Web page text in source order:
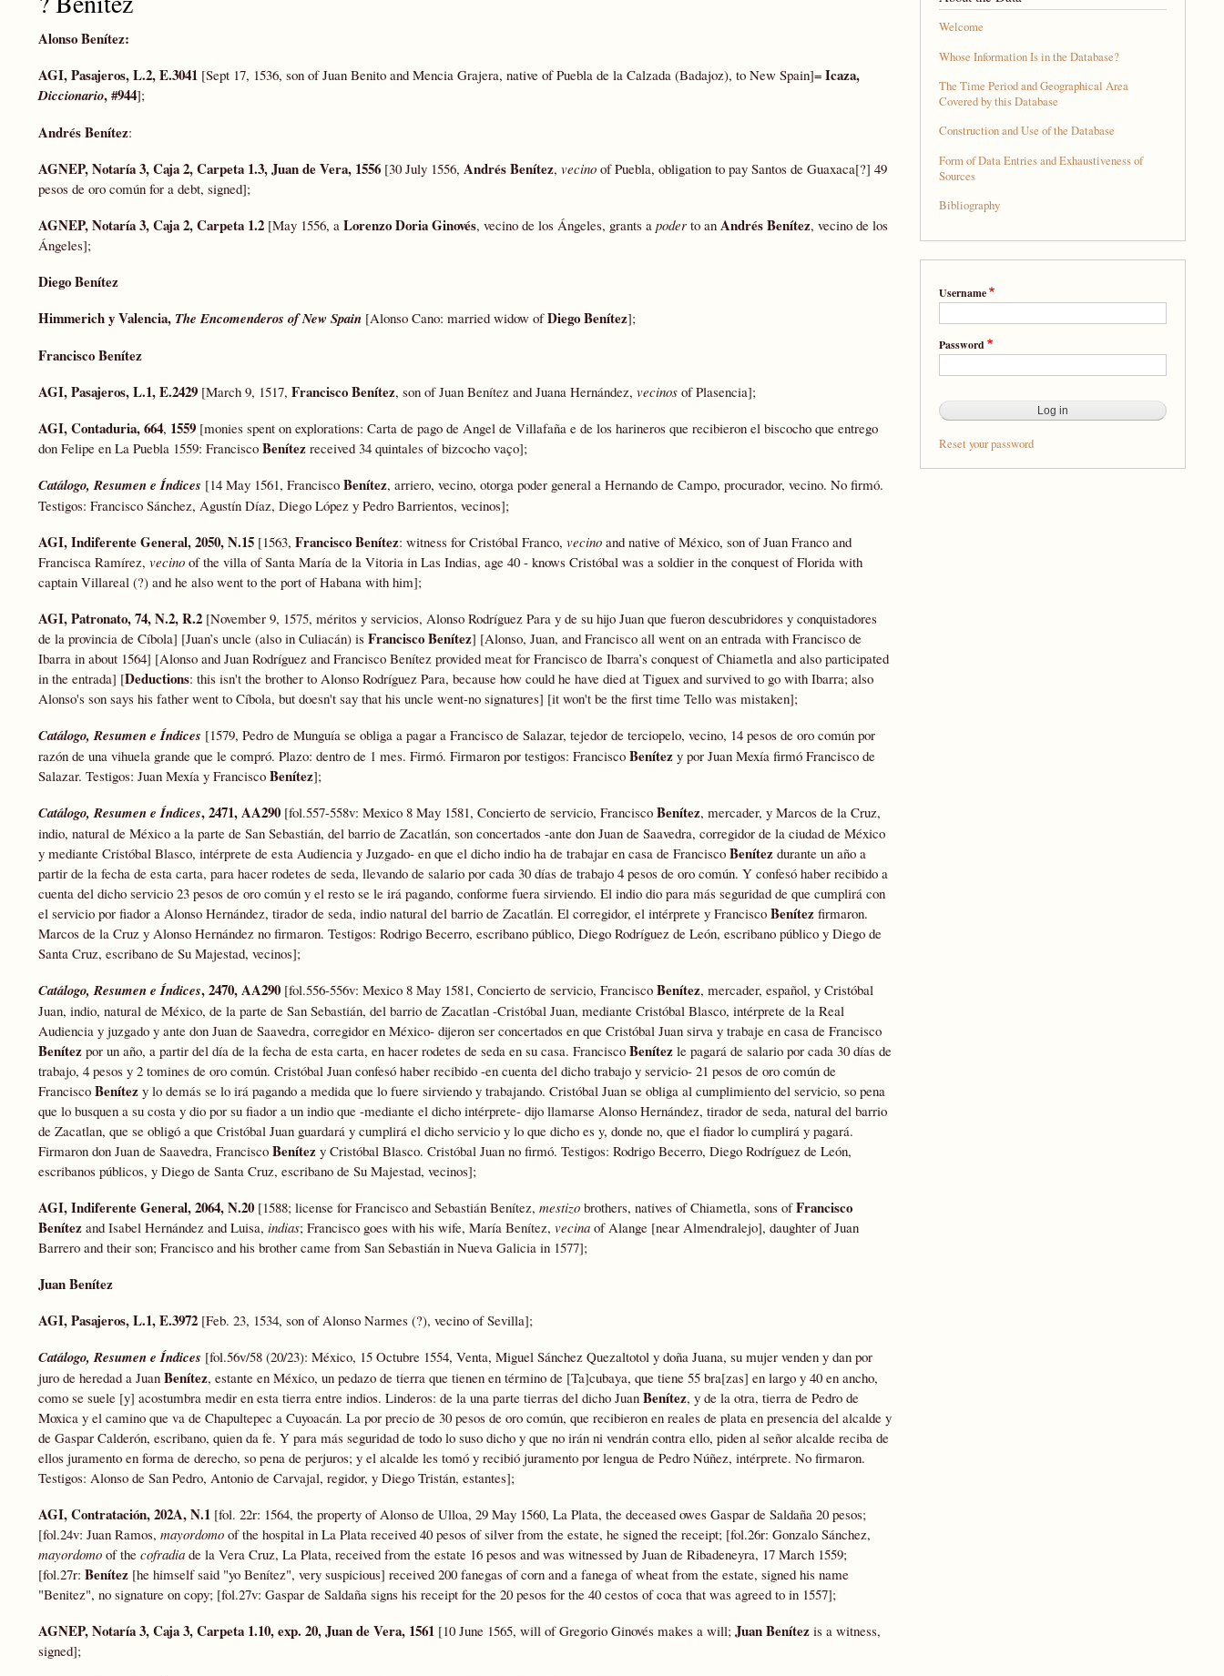
Alonso Benítez:
AGI, Pasajeros, L.2, E.3041 [Sept 17, 1536, son of Juan Benito and Mencia Grajera, native of Puebla de la Calzada (Badajoz), to New Spain]= Icaza,
Diccionario, #944];
Andrés Benítez:
AGNEP, Notaría 3, Caja 2, Carpeta 1.3, Juan de Vera, 1556 [30 July 1556, Andrés Benítez, vecino of Puebla, obligation to pay Santos de Guaxaca[?] 49
pesos de oro común for a debt, signed];
AGNEP, Notaría 3, Caja 2, Carpeta 1.2 [May 1556, a Lorenzo Doria Ginovés, vecino de los Ángeles, grants a poder to an Andrés Benítez, vecino de los
Ángeles];
Diego Benítez
Himmerich y Valencia, The Encomenderos of New Spain [Alonso Cano: married widow ofDiego Benítez];
Francisco Benítez
AGI, Pasajeros, L.1, E.2429 [March 9, 1517, Francisco Benítez, son of Juan Benítez and Juana Hernández, vecinos of Plasencia];
AGI, Contaduria, 664, 1559 [monies spent on explorations: Carta de pago de Angel de Villafaña e de los harineros que recibieron el biscocho que entrego
don Felipe en La Puebla 1559: Francisco Benítez received 34 quintales of bizcocho vaço];
Catálogo, Resumen e Índices [14 May 1561, Francisco Benítez, arriero, vecino, otorga poder general a Hernando de Campo, procurador, vecino. No firmó.
Testigos: Francisco Sánchez, Agustín Díaz, Diego López y Pedro Barrientos, vecinos];
AGI, Indiferente General, 2050, N.15 [1563, Francisco Benítez: witness for Cristóbal Franco, vecino and native of México, son of Juan Franco and
Francisca Ramírez, vecino of the villa of Santa María de la Vitoria in Las Indias, age 40 - knows Cristóbal was a soldier in the conquest of Florida with
captain Villareal (?) and he also went to the port of Habana with him];
AGI, Patronato, 74, N.2, R.2 [November 9, 1575, méritos y servicios, Alonso Rodríguez Para y de su hijo Juan que fueron descubridores y conquistadores
de la provincia de Cíbola] [Juan’s uncle (also in Culiacán) is Francisco Benítez] [Alonso, Juan, and Francisco all went on an entrada with Francisco de
Ibarra in about 1564] [Alonso and Juan Rodríguez and Francisco Benítez provided meat for Francisco de Ibarra’s conquest of Chiametla and also participated
in the entrada] [Deductions: this isn't the brother to Alonso Rodríguez Para, because how could he have died at Tiguex and survived to go with Ibarra; also
Alonso's son says his father went to Cíbola, but doesn't say that his uncle went-no signatures] [it won't be the first time Tello was mistaken];
Catálogo, Resumen e Índices [1579, Pedro de Munguía se obliga a pagar a Francisco de Salazar, tejedor de terciopelo, vecino, 14 pesos de oro común por
razón de una vihuela grande que le compró. Plazo: dentro de 1 mes. Firmó. Firmaron por testigos: Francisco Benítez y por Juan Mexía firmó Francisco de
Salazar. Testigos: Juan Mexía y Francisco Benítez];
Catálogo, Resumen e Índices, 2471, AA290 [fol.557-558v: Mexico 8 May 1581, Concierto de servicio, Francisco Benítez, mercader, y Marcos de la Cruz,
indio, natural de México a la parte de San Sebastián, del barrio de Zacatlán, son concertados -ante don Juan de Saavedra, corregidor de la ciudad de México
y mediante Cristóbal Blasco, intérprete de esta Audiencia y Juzgado- en que el dicho indio ha de trabajar en casa de Francisco Benítez durante un año a
partir de la fecha de esta carta, para hacer rodetes de seda, llevando de salario por cada 30 días de trabajo 4 pesos de oro común. Y confesó haber recibido a
cuenta del dicho servicio 23 pesos de oro común y el resto se le irá pagando, conforme fuera sirviendo. El indio dio para más seguridad de que cumplirá con
el servicio por fiador a Alonso Hernández, tirador de seda, indio natural del barrio de Zacatlán. El corregidor, el intérprete y Francisco Benítez firmaron.
Marcos de la Cruz y Alonso Hernández no firmaron. Testigos: Rodrigo Becerro, escribano público, Diego Rodríguez de León, escribano público y Diego de
Santa Cruz, escribano de Su Majestad, vecinos];
Catálogo, Resumen e Índices, 2470, AA290 [fol.556-556v: Mexico 8 May 1581, Concierto de servicio, Francisco Benítez, mercader, español, y Cristóbal
Juan, indio, natural de México, de la parte de San Sebastián, del barrio de Zacatlan -Cristóbal Juan, mediante Cristóbal Blasco, intérprete de la Real
Audiencia y juzgado y ante don Juan de Saavedra, corregidor en México- dijeron ser concertados en que Cristóbal Juan sirva y trabaje en casa de Francisco
Benítez por un año, a partir del día de la fecha de esta carta, en hacer rodetes de seda en su casa. Francisco Benítez le pagará de salario por cada 30 días de
trabajo, 4 pesos y 2 tomines de oro común. Cristóbal Juan confesó haber recibido -en cuenta del dicho trabajo y servicio- 21 pesos de oro común de
Francisco Benítez y lo demás se lo irá pagando a medida que lo fuere sirviendo y trabajando. Cristóbal Juan se obliga al cumplimiento del servicio, so pena
que lo busquen a su costa y dio por su fiador a un indio que -mediante el dicho intérprete- dijo llamarse Alonso Hernández, tirador de seda, natural del barrio
de Zacatlan, que se obligó a que Cristóbal Juan guardará y cumplirá el dicho servicio y lo que dicho es y, donde no, que el fiador lo cumplirá y pagará.
Firmaron don Juan de Saavedra, Francisco Benítez y Cristóbal Blasco. Cristóbal Juan no firmó. Testigos: Rodrigo Becerro, Diego Rodríguez de León,
escribanos públicos, y Diego de Santa Cruz, escribano de Su Majestad, vecinos];
AGI, Indiferente General, 2064, N.20 [1588; license for Francisco and Sebastián Benítez, mestizo brothers, natives of Chiametla, sons ofFrancisco
Benítez and Isabel Hernández and Luisa, indias; Francisco goes with his wife, María Benítez, vecina of Alange [near Almendralejo], daughter of Juan
Barrero and their son; Francisco and his brother came from San Sebastián in Nueva Galicia in 1577];
Juan Benítez
AGI, Pasajeros, L.1, E.3972 [Feb. 23, 1534, son of Alonso Narmes (?), vecino of Sevilla];
Catálogo, Resumen e Índices [fol.56v/58 (20/23): México, 15 Octubre 1554, Venta, Miguel Sánchez Quezaltotol y doña Juana, su mujer venden y dan por
juro de heredad a Juan Benítez, estante en México, un pedazo de tierra que tienen en término de [Ta]cubaya, que tiene 55 bra[zas] en largo y 40 en ancho,
como se suele [y] acostumbra medir en esta tierra entre indios. Linderos: de la una parte tierras del dicho Juan Benítez, y de la otra, tierra de Pedro de
Moxica y el camino que va de Chapultepec a Cuyoacán. La por precio de 30 pesos de oro común, que recibieron en reales de plata en presencia del alcalde y
de Gaspar Calderón, escribano, quien da fe. Y para más seguridad de todo lo suso dicho y que no irán ni vendrán contra ello, piden al señor alcalde reciba de
ellos juramento en forma de derecho, so pena de perjuros; y el alcalde les tomó y recibió juramento por lengua de Pedro Núñez, intérprete. No firmaron.
Testigos: Alonso de San Pedro, Antonio de Carvajal, regidor, y Diego Tristán, estantes];
AGI, Contratación, 202A, N.1 [fol. 22r: 1564, the property of Alonso de Ulloa, 29 May 1560, La Plata, the deceased owes Gaspar de Saldaña 20 pesos;
[fol.24v: Juan Ramos, mayordomo of the hospital in La Plata received 40 pesos of silver from the estate, he signed the receipt; [fol.26r: Gonzalo Sánchez,
mayordomo of the cofradia de la Vera Cruz, La Plata, received from the estate 16 pesos and was witnessed by Juan de Ribadeneyra, 17 March 1559;
[fol.27r: Benítez [he himself said "yo Benítez", very suspicious] received 200 fanegas of corn and a fanega of wheat from the estate, signed his name
"Benitez", no signature on copy; [fol.27v: Gaspar de Saldaña signs his receipt for the 20 pesos for the 40 cestos of coca that was agreed to in 1557];
AGNEP, Notaría 3, Caja 3, Carpeta 1.10, exp. 20, Juan de Vera, 1561 [10 June 1565, will of Gregorio Ginovés makes a will; Juan Benítez is a witness,
signed];
Welcome
Whose Information Is in the Database?
The Time Period and Geographical Area
Covered by this Database
Construction and Use of the Database
Form of Data Entries and Exhaustiveness of
Sources
Bibliography
Username
Password
Reset your password